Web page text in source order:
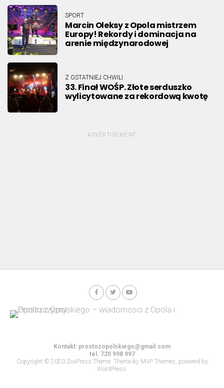
SPORT
Marcin Oleksy z Opola mistrzem
Europy! Rekordy i dominacja na
arenie międzynarodowej
Z OSTATNIEJ CHWILI
33. Finał WOŚP. Złote serduszko
wylicytowane za rekordową kwotę
ADVERTISEMENT
Kontakt: prostozopolskiego@gmail.com
tel. 720 998 997
Copyright © 2020 ZoxPress Theme. Theme by MVP Themes, powered by
WordPress.